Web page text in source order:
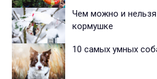
Чем можно и
кормушке
10 самых умных